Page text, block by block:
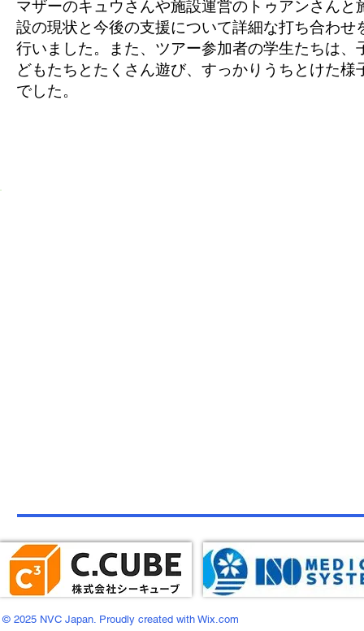
マザーのキュウさんや施設運営のトゥアンさんと
設の現状と今後の支援について詳細な打ち合わせ
行いました。また、ツアー参加者の学生たちは、
どもたちとたくさん遊び、すっかりうちとけた様
でした。​
© 2025 NVC Japan. Proudly created with Wix.com